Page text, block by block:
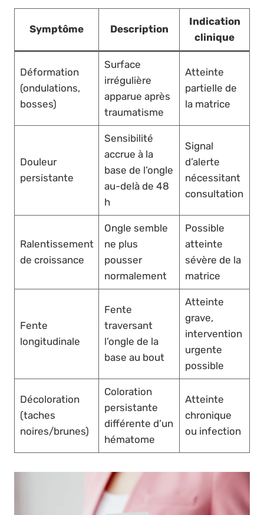
Symptôme Description
Indication
clinique
Déformation
(ondulations,
bosses)
Surface
irrégulière
apparue après
traumatisme
Atteinte
partielle de
la matrice
Douleur
persistante
Sensibilité
accrue à la
base de l’ongle
au-delà de 48
h
Signal
d’alerte
nécessitant
consultation
Ralentissement
de croissance
Ongle semble
ne plus
pousser
normalement
Possible
atteinte
sévère de la
matrice
Fente
longitudinale
Fente
traversant
l’ongle de la
base au bout
Atteinte
grave,
intervention
urgente
possible
Décoloration
(taches
noires/brunes)
Coloration
persistante
différente d’un
hématome
Atteinte
chronique
ou infection